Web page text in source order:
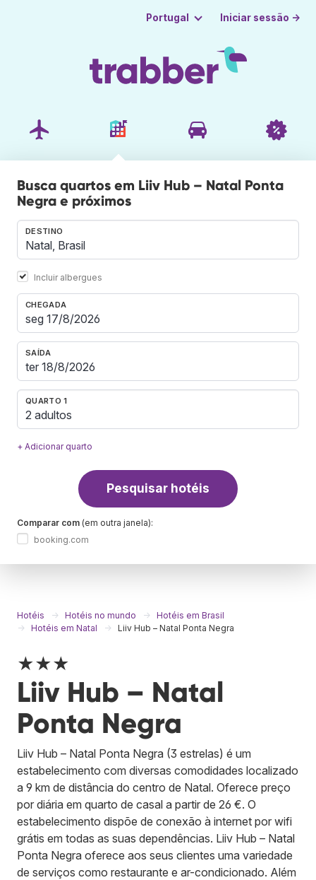
Portugal Iniciar sessão →
Busca quartos em Liiv Hub – Natal Ponta
Negra e próximos
DESTINO
Incluir albergues
CHEGADA
SAÍDA
QUARTO 1
2 adultos
+ Adicionar quarto
Pesquisar hotéis
Comparar com (em outra janela):
booking.com
Hotéis Hotéis no mundo
Hotéis em Brasil
Hotéis em Natal
Liiv Hub – Natal Ponta Negra
★★★
Liiv Hub – Natal
Ponta Negra
Liiv Hub – Natal Ponta Negra (3 estrelas) é um
estabelecimento com diversas comodidades localizado
a 9 km de distância do centro de Natal. Oferece preço
por diária em quarto de casal a partir de 26 €. O
estabelecimento dispõe de conexão à internet por wifi
grátis em todas as suas dependências. Liiv Hub – Natal
Ponta Negra oferece aos seus clientes uma variedade
de serviços como restaurante e ar-condicionado. Além